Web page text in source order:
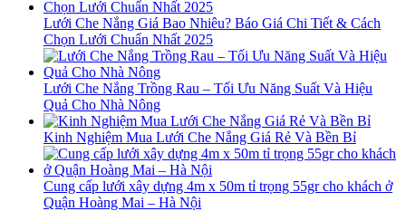
Lưới Che Nắng Giá Bao Nhiêu? Báo Giá Chi Tiết & Cách
Chọn Lưới Chuẩn Nhất 2025
Lưới Che Nắng Trồng Rau – Tối Ưu Năng Suất Và Hiệu
Quả Cho Nhà Nông
Kinh Nghiệm Mua Lưới Che Nắng Giá Rẻ Và Bền Bỉ
Cung cấp lưới xây dựng 4m x 50m tỉ trọng 55gr cho khách ở
Quận Hoàng Mai – Hà Nội